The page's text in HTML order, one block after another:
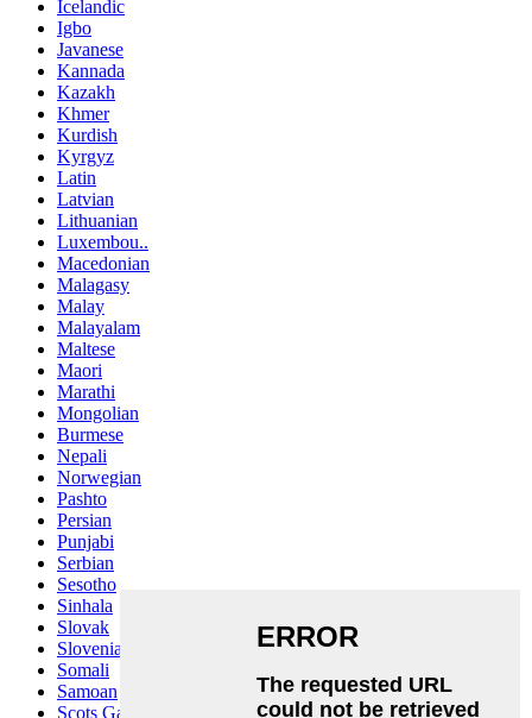
Icelandic
Igbo
Javanese
Kannada
Kazakh
Khmer
Kurdish
Kyrgyz
Latin
Latvian
Lithuanian
Luxembou..
Macedonian
Malagasy
Malay
Malayalam
Maltese
Maori
Marathi
Mongolian
Burmese
Nepali
Norwegian
Pashto
Persian
Punjabi
Serbian
Sesotho
Sinhala
Slovak
Slovenian
Somali
Samoan
Scots Gaelic